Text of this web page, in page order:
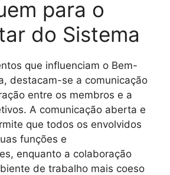
para o
do Sistema
que influenciam o Bem-
destacam-se a comunicação
entre os membros e a
A comunicação aberta e
que todos os envolvidos
funções e
enquanto a colaboração
de trabalho mais coeso